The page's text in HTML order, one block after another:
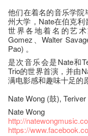
他们在着名的音乐学院
州大学，Nate在伯克
世界各地着名的艺术
Gomez、Walter
Pao) 。
是次音乐会是Nate和
Trio的世界首演，并由
满电影感和趣味十足的
Nate Wong (鼓),
Nate Wong
http://
https://